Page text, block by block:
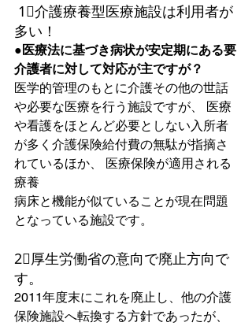
1⃣介護療養型医療施設は利用者が
多い！
●医療法に基づき病状が安定期にある要
介護者に対して対応が主ですが？
医学的管理のもとに介護その他の世話
や必要な医療を行う施設ですが、 医療
や看護をほとんど必要としない入所者
が多く介護保険給付費の無駄が指摘さ
れているほか、 医療保険が適用される
療養
病床と機能が似ていることが現在問題
となっている施設です。
2⃣厚生労働省の意向で廃止方向で
す。
2011年度末にこれを廃止し、他の介護
保険施設へ転換する方針であったが、